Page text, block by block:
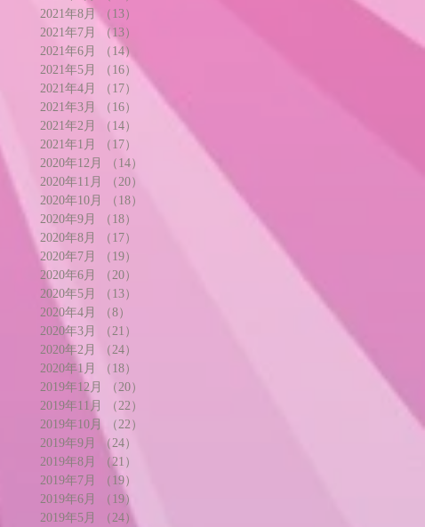
2021年8月
（13）
2021年7月
（13）
2021年6月
（14）
2021年5月
（16） 16件の記事
2021年4月
（17）
17件の記事
2021年3月
（16）
16件の記事
2021年2月
（14）
14件の記事
2021年1月
（17）
17件の記事
2020年12月
（14）
2020年11月
（20）
2020年10月
（18）
2020年9月
（18）
2020年8月
（17）
2020年7月
（19）
2020年6月
（20）
2020年5月
（13）
2020年4月
（8）
2020年3月
（21）
2020年2月
（24）
2020年1月
（18）
2019年12月
（20）
2019年11月
（22）
2019年10月
（22）
2019年9月
（24）
2019年8月
（21）
2019年7月
（19）
2019年6月
（19）
2019年5月
（24）